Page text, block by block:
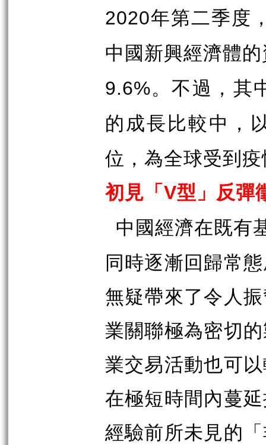
2020年第二季度
中國新興經濟體
9.6%。不過，其
的成長比較中，
位，為全球受到
初見「V型」反彈
中國經濟在既有
同時逐漸回歸常
無疑帶來了令人
業關聯極為密切
業交易活動也可
在極短時間內蔓
經驗前所未見的